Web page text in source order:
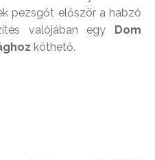
pezsgőt először a habzó
valójában egy
Dom
köthető.